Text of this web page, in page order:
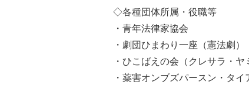
◇各種団体所属・役職等
・青年法律家協会
・劇団ひまわり一座（憲法劇）
・ひこばえの会（クレサラ・
・薬害オンブズパースン・タ